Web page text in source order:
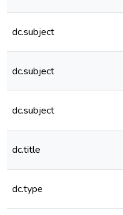
dc.subject
dc.subject
dc.subject
dc.title
dc.type